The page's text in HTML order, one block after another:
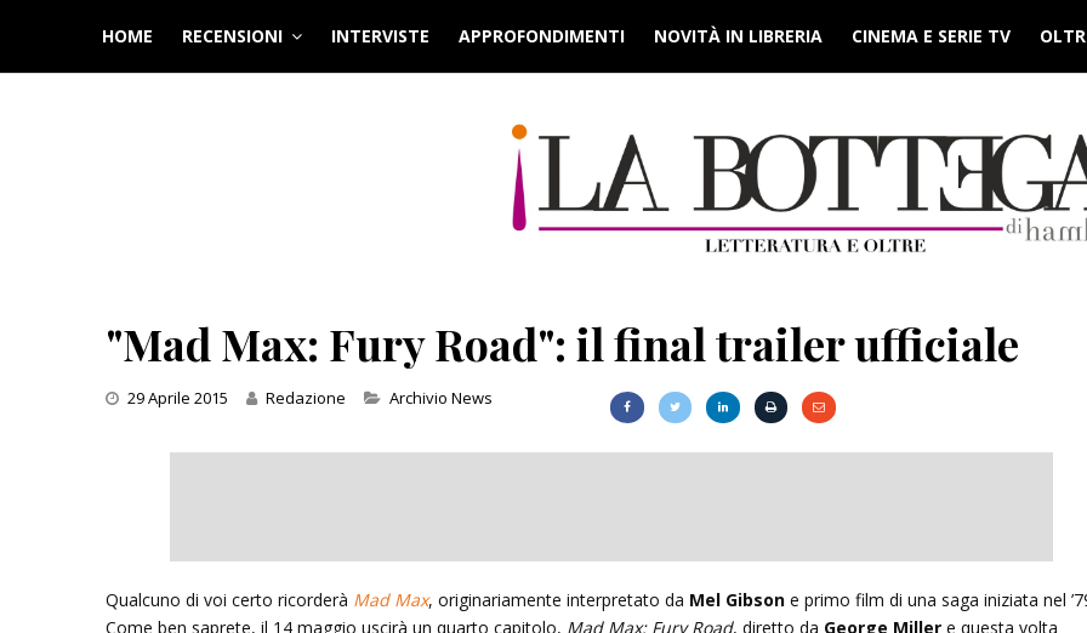
content
HOME RECENSIONI INTERVISTE APPROFONDIMENTI NOVITÀ IN LIBRERIA CINEMA E SERIE TV
"Mad Max: Fury Road": il final trailer ufficiale
29 Aprile 2015 Redazione Categories
Archivio News
Qualcuno di voi certo ricorderà Mad Max, originariamente interpretato da Mel Gibson e primo film di una saga iniziata nel
Come ben saprete, il 14 maggio uscirà un quarto capitolo, Mad Max: Fury Road, diretto da George Miller e questa volta